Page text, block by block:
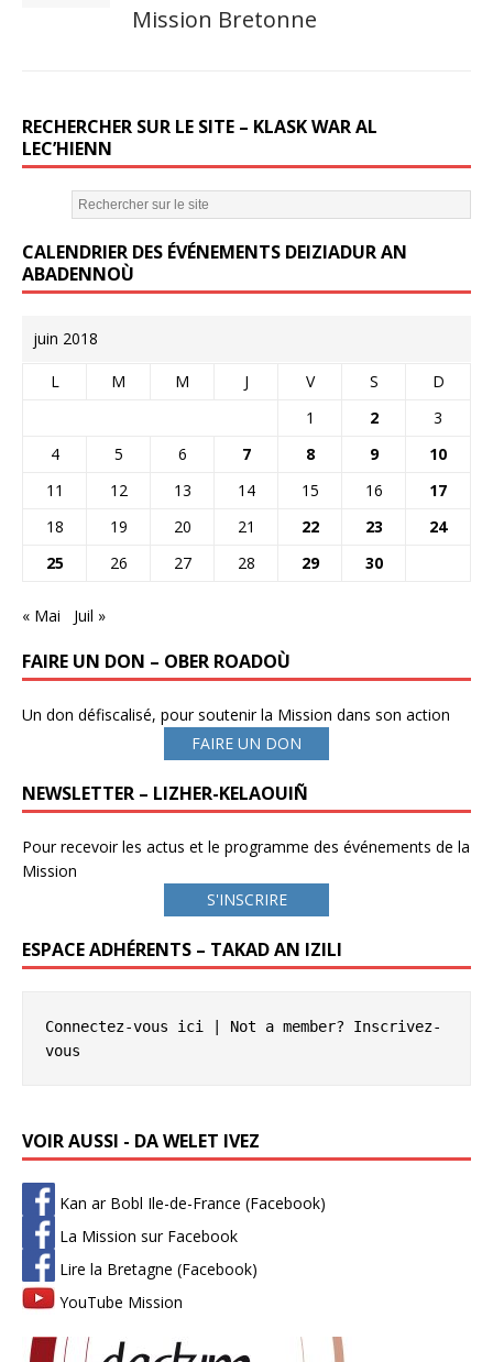
Mission Bretonne
RECHERCHER SUR LE SITE – KLASK WAR AL
LEC’HIENN
CALENDRIER DES ÉVÉNEMENTS DEIZIADUR AN
ABADENNOÙ
juin 2018
L M M J V S
D
1
2
3
4
5 6 7 8 9
10
11
12 13 14 15 16
17
18
19 20 21 22 23
24
25
26 27 28 29 30
« Mai Juil »
FAIRE UN DON – OBER ROADOÙ
Un don défiscalisé, pour soutenir la Mission dans son action
FAIRE UN DON
NEWSLETTER – LIZHER-KELAOUIÑ
Pour recevoir les actus et le programme des événements de la
Mission
S'INSCRIRE
ESPACE ADHÉRENTS – TAKAD AN IZILI
Connectez-vous ici | Not a member? Inscrivez-
vous
VOIR AUSSI - DA WELET IVEZ
Kan ar Bobl Ile-de-France (Facebook)
La Mission sur Facebook
Lire la Bretagne (Facebook)
YouTube Mission